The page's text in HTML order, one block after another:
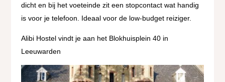
dicht en bij het voeteinde zit een stopcontact wat handig
is voor je telefoon. Ideaal voor de low-budget reiziger.
Alibi Hostel vindt je aan het Blokhuisplein 40 in
Leeuwarden